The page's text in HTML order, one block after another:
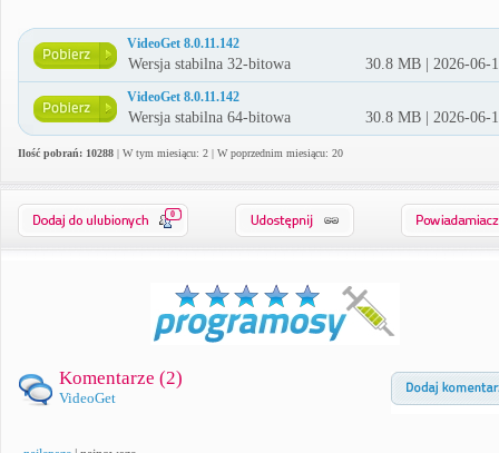
VideoGet 8.0.11.142
Wersja stabilna 32-bitowa 30.8 MB | 2026-06-
VideoGet 8.0.11.142
Wersja stabilna 64-bitowa 30.8 MB | 2026-06-
Ilość pobrań: 10288 | W tym miesiącu: 2 | W poprzednim miesiącu: 20
0
Komentarze (2)
VideoGet